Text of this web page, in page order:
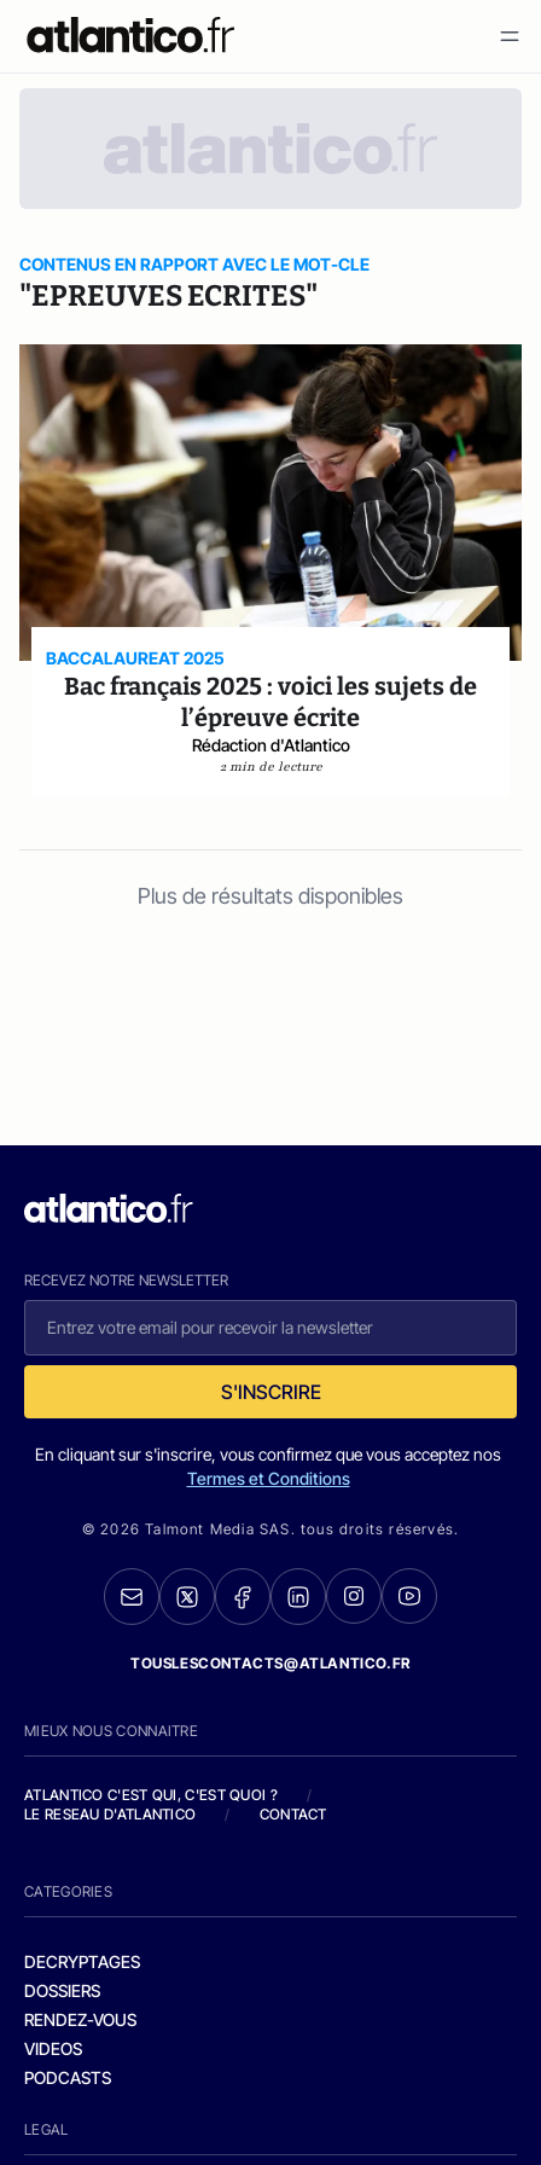
CONTENUS EN RAPPORT AVEC LE MOT-CLE
"EPREUVES ECRITES"
BACCALAUREAT 2025
Bac français 2025 : voici les sujets de
l’épreuve écrite
Rédaction d'Atlantico
2 min de lecture
Plus de résultats disponibles
RECEVEZ NOTRE NEWSLETTER
S'INSCRIRE
En cliquant sur s'inscrire, vous confirmez que vous acceptez nos
Termes et Conditions
© 2026 Talmont Media SAS. tous droits réservés.
TOUSLESCONTACTS@ATLANTICO.FR
MIEUX NOUS CONNAITRE
ATLANTICO C'EST QUI, C'EST QUOI ?
/
LE RESEAU D'ATLANTICO
/ CONTACT
CATEGORIES
DECRYPTAGES
DOSSIERS
RENDEZ-VOUS
VIDEOS
PODCASTS
LEGAL